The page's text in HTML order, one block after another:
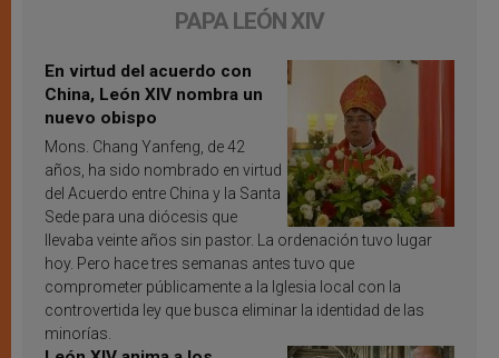
PAPA LEÓN XIV
En virtud del acuerdo con
China, León XIV nombra un
nuevo obispo
Mons. Chang Yanfeng, de 42
años, ha sido nombrado en virtud
del Acuerdo entre China y la Santa
Sede para una diócesis que
llevaba veinte años sin pastor. La ordenación tuvo lugar
hoy. Pero hace tres semanas antes tuvo que
comprometer públicamente a la Iglesia local con la
controvertida ley que busca eliminar la identidad de las
minorías.